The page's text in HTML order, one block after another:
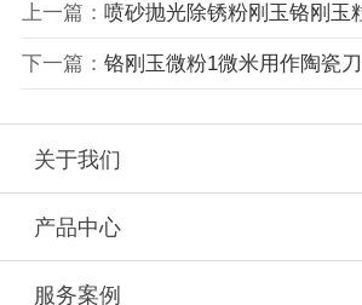
上一篇： 喷砂抛光除锈粉刚玉铬刚玉粒度砂
下一篇： 铬刚玉微粉1微米用作陶瓷刀片 填料
关于我们
产品中心
服务案例